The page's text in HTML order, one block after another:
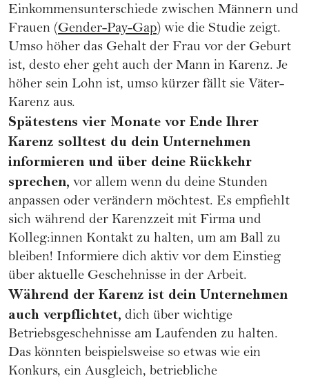
Einkommensunterschiede zwischen Männern und
Frauen (Gender-Pay-Gap) wie die Studie zeigt.
Umso höher das Gehalt der Frau vor der Geburt
ist, desto eher geht auch der Mann in Karenz. Je
höher sein Lohn ist, umso kürzer fällt sie Väter-
Karenz aus.
Spätestens vier Monate vor Ende Ihrer
Karenz solltest du dein Unternehmen
informieren und über deine Rückkehr
sprechen, vor allem wenn du deine Stunden
anpassen oder verändern möchtest. Es empfiehlt
sich während der Karenzzeit mit Firma und
Kolleg:innen Kontakt zu halten, um am Ball zu
bleiben! Informiere dich aktiv vor dem Einstieg
über aktuelle Geschehnisse in der Arbeit.
Während der Karenz ist dein Unternehmen
auch verpflichtet, dich über wichtige
Betriebsgeschehnisse am Laufenden zu halten.
Das könnten beispielsweise so etwas wie ein
Konkurs, ein Ausgleich, betriebliche